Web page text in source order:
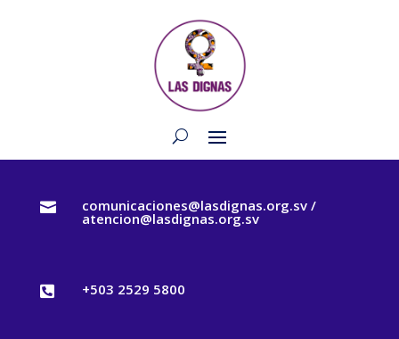
 comunicaciones@lasdignas.org.sv /
atencion@lasdignas.org.sv
 +503 2529 5800